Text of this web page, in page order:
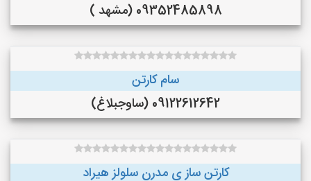
09352485898 (مشهد )
سام کارتن
09122612642 (ساوجبلاغ)
کارتن ساز ی مدرن سلولز هیراد